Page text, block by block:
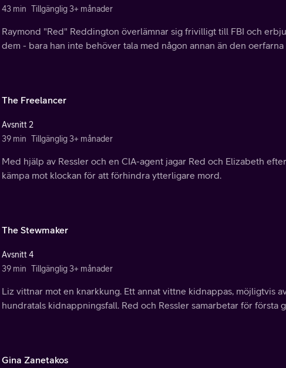
43 min Tillgänglig 3+ månader
Raymond "Red" Reddington överlämnar sig frivilligt till FBI och
dem - bara han inte behöver tala med någon annan än den
The Freelancer
Avsnitt 2
39 min Tillgänglig 3+ månader
Med hjälp av Ressler och en CIA-agent jagar Red och Elizabeth
kämpa mot klockan för att förhindra ytterligare mord.
The Stewmaker
Avsnitt 4
39 min Tillgänglig 3+ månader
Liz vittnar mot en knarkkung. Ett annat vittne kidnappas, möjligtvis
hundratals kidnappningsfall. Red och Ressler samarbetar för första
Gina Zanetakos